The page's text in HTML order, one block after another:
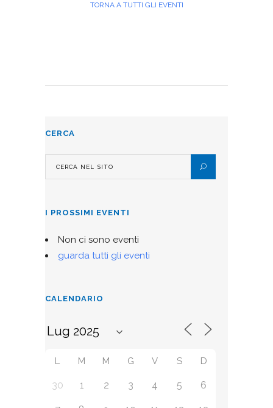
TORNA A TUTTI GLI EVENTI
CERCA
I PROSSIMI EVENTI
Non ci sono eventi
guarda tutti gli eventi
CALENDARIO
L M M G V S D
30 1 2 3 4 5 6